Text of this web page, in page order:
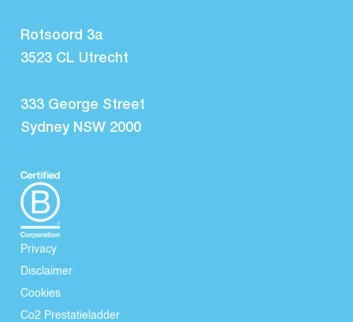
Rotsoord 3a
3523 CL Utrecht
333 George Street
Sydney NSW 2000
Privacy
Disclaimer
Cookies
Co2 Prestatieladder